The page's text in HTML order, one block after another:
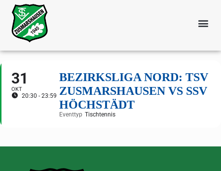
31
OKT
20:30 - 23:59
BEZIRKSLIGA NORD: TSV
ZUSMARSHAUSEN VS SSV
HÖCHSTÄDT
Eventtyp Tischtennis